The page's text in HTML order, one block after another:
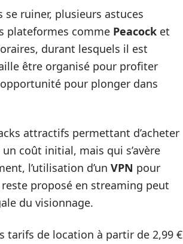
ruiner, plusieurs astuces
plateformes comme Peacock et
durant lesquels il est
être organisé pour profiter
pour plonger dans
attractifs permettant d’acheter
coût initial, mais qui s’avère
l’utilisation d’un VPN pour
proposé en streaming peut
du visionnage.
tarifs de location à partir de 2,99 €